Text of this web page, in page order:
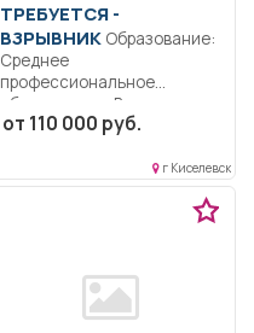
ТРЕБУЕТСЯ -
ВЗРЫВНИКОбразование:
Среднее
профессиональное
образование.. Выполнение
взрывных работ при
от 110 000 руб.
г Киселевск